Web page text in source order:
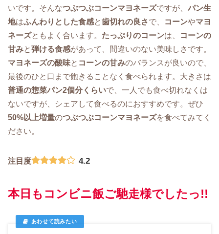
いです。そんなつぶつぶコーンマヨネーズですが、 パン生
地はふんわりとした食感と歯切れの良さで、 コーンやマヨ
ネーズともよく合います。 たっぷりのコーンは、
コーンの
甘みと弾ける食感があって、間違いのない美味しさです。
マヨネーズの酸味と コーンの甘みのバランスが良いので、
最後のひと口まで飽きることなく食べられます。大きさは
普通の惣菜パン2個分くらいで、一人でも食べ切れなくは
ないですが、シェアして食べるのにおすすめです。ぜひ
50%以上増量のつぶつぶコーンマヨネーズを食べてみてく
ださい。
注目度 4.2
本日もコンビニ飯ご馳走様でしたっ!!